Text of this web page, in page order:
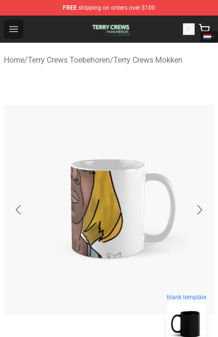
FREE shipping on orders over $100
Open menu
Terry Crews Shop - Official Terry Crews Merchandise
Home/Terry Crews Toebehoren/Terry Crews Mokken
blank template